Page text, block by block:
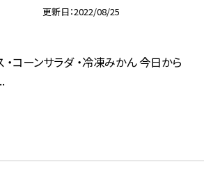
更新日 2022/08/25
・コーンサラダ ・冷凍みかん 今日から